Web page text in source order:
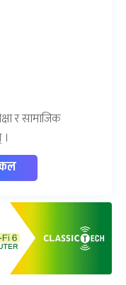
र सामाजिक